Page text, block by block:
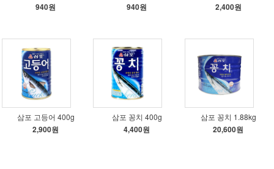
940원 940원 2,400원
삼포 고등어 400g
2,900원
삼포 꽁치 400g
4,400원
삼포 꽁치 1.88kg
20,600원